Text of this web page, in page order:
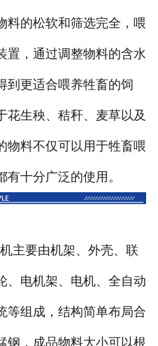
料的松软和筛选完全，喂
置，通过调整物料的含水
到更适合喂养牲畜的饲
花生秧、秸秆、麦草以及
物料不仅可以用于牲畜喂
十分广泛的使用。
主要由机架、外壳、联
、电机架、电机、全自动
等组成，结构简单布局合
钢，成品物料大小可以根